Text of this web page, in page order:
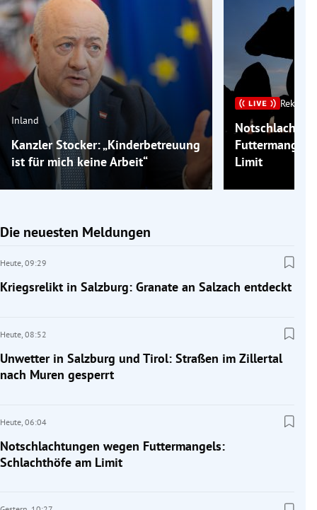
Inland
Kanzler Stocker: „Kinderbetreuung
ist für mich keine Arbeit“
Limit
Die neuesten Meldungen
Heute, 09:29
Kriegsrelikt in Salzburg: Granate an Salzach entdeckt
Heute, 08:52
Unwetter in Salzburg und Tirol: Straßen im Zillertal
nach Muren gesperrt
Heute, 06:04
Notschlachtungen wegen Futtermangels:
Schlachthöfe am Limit